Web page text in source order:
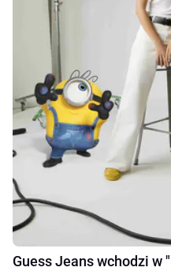
Guess Jeans wchodzi w